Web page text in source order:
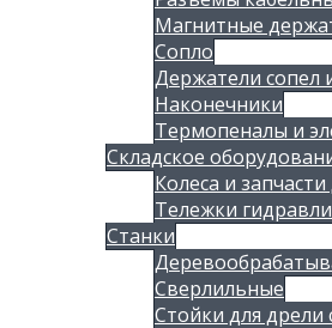
Магнитные
Сопло
Держатели сопел
Наконечники
Термопеналы и
Складское
Колеса и
Тележки
Станки
Сверлильные
Стойки для дрели